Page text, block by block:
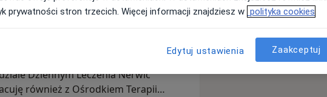
Leczenia Uzależnień i
Uzależnień przy Centrum
dla dzieci w Rudzie Śląskiej-
Dziennym Leczenia Nerwic
również z Ośrodkiem Terapii
prywatności stron trzecich. Więcej informacji znajdziesz w polityka cookies
Edytuj ustawienia Zaakceptuj